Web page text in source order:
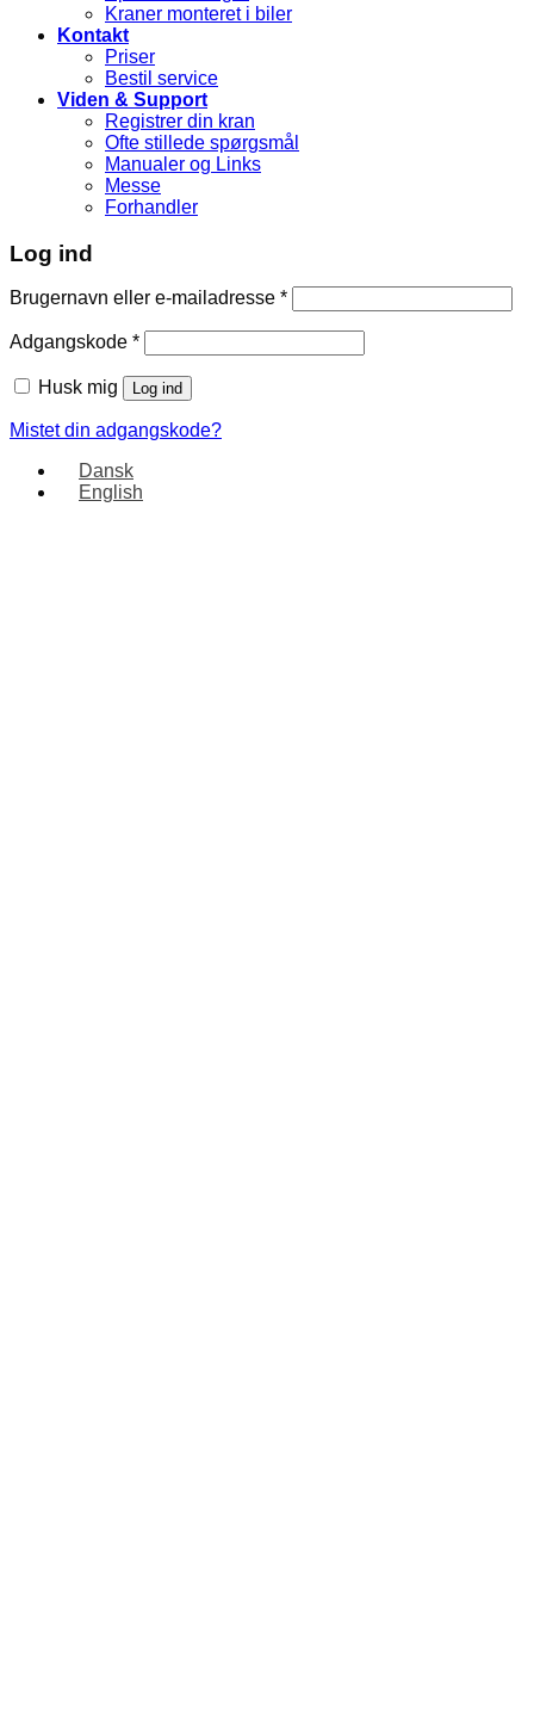
Kraner monteret i biler
Kontakt
Priser
Bestil service
Viden & Support
Registrer din kran
Ofte stillede spørgsmål
Manualer og Links
Messe
Forhandler
Log ind
Brugernavn eller e-mailadresse *
Adgangskode *
Husk mig Log ind
Mistet din adgangskode?
Dansk
English